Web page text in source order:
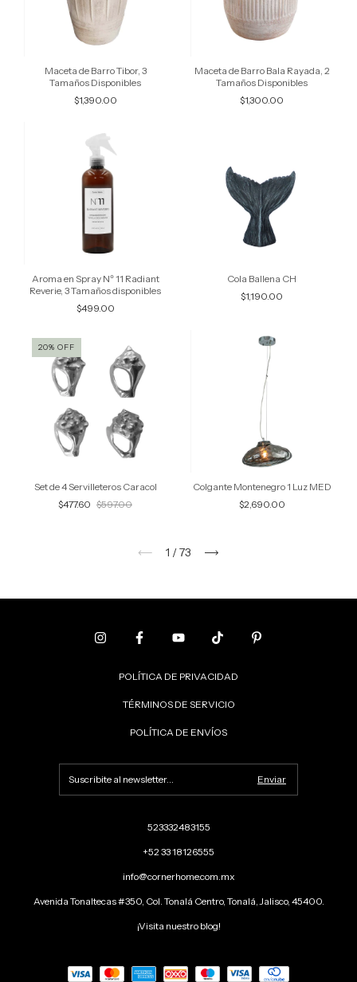
Maceta de Barro Tibor, 3
Tamaños Disponibles
$1,390.00
Maceta de Barro Bala Rayada, 2
Tamaños Disponibles
$1,300.00
Aroma en Spray Nº 11 Radiant
Reverie, 3 Tamaños disponibles
$499.00
Cola Ballena CH
$1,190.00
20% OFF
Set de 4 Servilleteros Caracol
$477.60 $597.00
Colgante Montenegro 1 Luz MED
$2,690.00
1 /73
POLÍTICA DE PRIVACIDAD
TÉRMINOS DE SERVICIO
POLÍTICA DE ENVÍOS
523332483155
+52 33 18126555
info@cornerhome.com.mx
Avenida Tonaltecas #350, Col. Tonalá Centro, Tonalá, Jalisco, 45400.
¡Visita nuestro blog!